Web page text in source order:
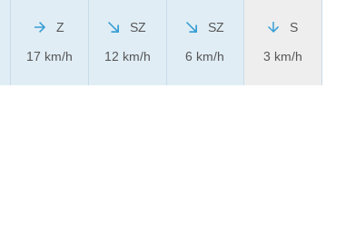
Z
17 km/h
SZ
12 km/h
SZ
6 km/h
S
3 km/h